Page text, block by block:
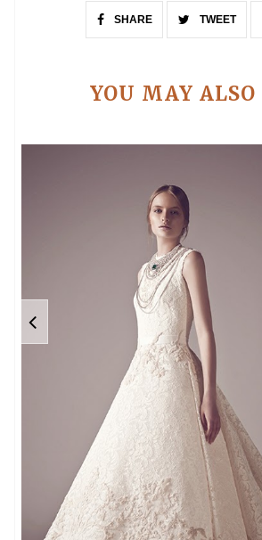
SHARE TWEET
YOU MAY